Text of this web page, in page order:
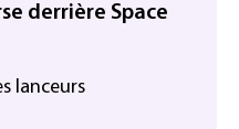
derrière Space
lanceurs